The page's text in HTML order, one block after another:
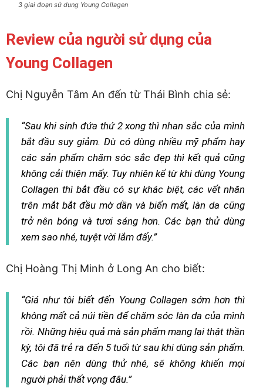
3 giai đoạn sử dụng Young Collagen
Review của người sử dụng của
Young Collagen
Chị Nguyễn Tâm An đến từ Thái Bình chia sẻ:
“Sau khi sinh đứa thứ 2 xong thì nhan sắc của mình
bắt đầu suy giảm. Dù có dùng nhiều mỹ phẩm hay
các sản phẩm chăm sóc sắc đẹp thì kết quả cũng
không cải thiện mấy. Tuy nhiên kể từ khi dùng Young
Collagen thì bắt đầu có sự khác biệt, các vết nhăn
trên mắt bắt đầu mờ dần và biến mất, làn da cũng
trở nên bóng và tươi sáng hơn. Các bạn thử dùng
xem sao nhé, tuyệt vời lắm đấy.”
Chị Hoàng Thị Minh ở Long An cho biết:
“Giá như tôi biết đến Young Collagen sớm hơn thì
không mất cả núi tiền để chăm sóc làn da của mình
rồi. Những hiệu quả mà sản phẩm mang lại thật thần
kỳ, tôi đã trẻ ra đến 5 tuổi từ sau khi dùng sản phẩm.
Các bạn nên dùng thử nhé, sẽ không khiến mọi
người phải thất vọng đâu.”